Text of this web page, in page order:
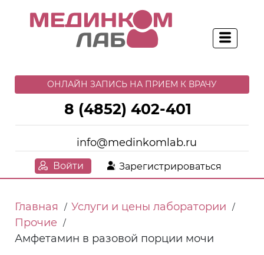
ОНЛАЙН ЗАПИСЬ НА ПРИЕМ К ВРАЧУ
8 (4852) 402-401
info@medinkomlab.ru
Войти Зарегистрироваться
Главная / Услуги и цены лаборатории /
Прочие /
Амфетамин в разовой порции мочи